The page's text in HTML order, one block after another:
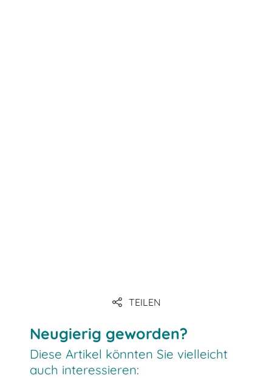
TEILEN
Neugierig geworden?
Diese Artikel könnten Sie vielleicht
auch interessieren: